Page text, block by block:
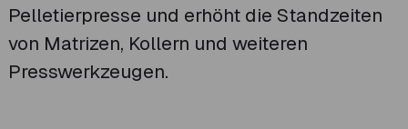
Pelletierpresse und erhöht die Standzeiten
von Matrizen, Kollern und weiteren
Presswerkzeugen.